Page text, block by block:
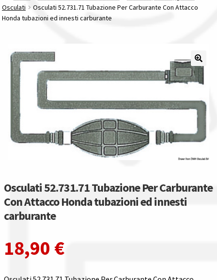
Contatti
La nostra azienda
Condizioni generali
Acquisti in rete pubblica amministrazione
Assicurazione integrativa Garanzia3
Diritto di recesso
Garanzia del produttore
Gestione resi
Osculati
Osculati 52.731.71 Tubazione Per Carburante Con Attacco
Honda tubazioni ed innesti carburante
Osculati 52.731.71 Tubazione Per Carburante
Con Attacco Honda tubazioni ed innesti
carburante
18,90 €